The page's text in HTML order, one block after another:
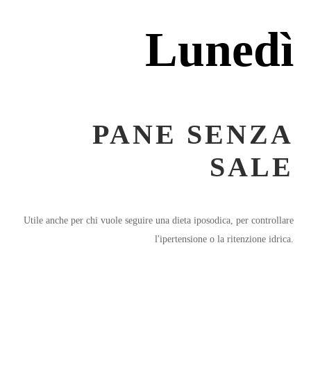
Lunedì
PANE SENZA
SALE
Utile anche per chi vuole seguire una dieta iposodica, per controllare
l'ipertensione o la ritenzione idrica.